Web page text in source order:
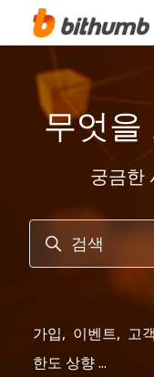
주 콘텐츠로 건너뛰기
무엇을
궁금한
검색
가입, 이벤트, 고
한도 상향 ...